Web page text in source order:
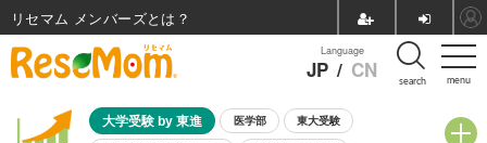
menu
Language
JP / CN search
大学受験 by 東進 医学部 東大受験
リセマム メンバーズ